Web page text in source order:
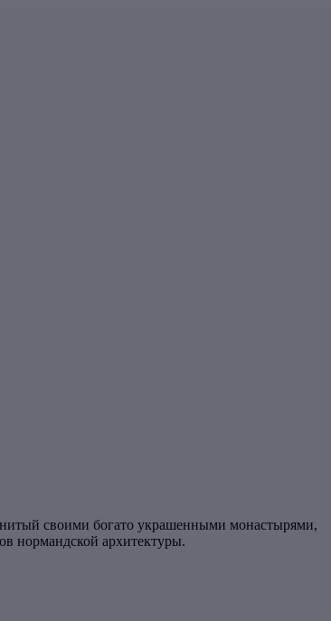
своими богато украшенными монастырями,
нормандской архитектуры.